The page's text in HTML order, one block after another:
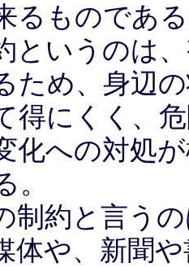
るものであ
というのは
ため、身辺
得にくく、
化への対処
。
制約と言う
体や、新聞